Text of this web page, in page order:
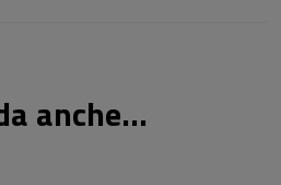
anche...